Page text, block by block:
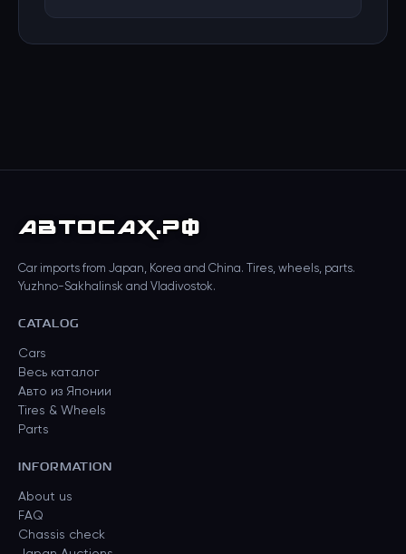
АВТОСАХ.РФ
Car imports from Japan, Korea and China. Tires, wheels, parts.
Yuzhno-Sakhalinsk and Vladivostok.
CATALOG
Cars
Весь каталог
Авто из Японии
Tires & Wheels
Parts
INFORMATION
About us
FAQ
Chassis check